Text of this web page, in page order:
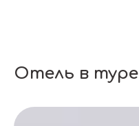
Отель в туре